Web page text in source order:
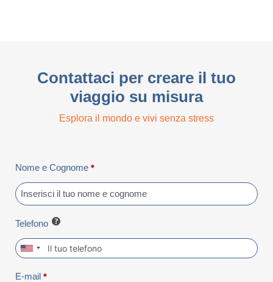
Contattaci per creare il tuo
viaggio su misura
Esplora il mondo e vivi senza stress
Nome e Cognome *
Telefono
E-mail *